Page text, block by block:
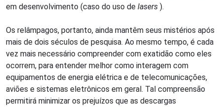
em desenvolvimento (caso do uso de lasers ).
Os relâmpagos, portanto, ainda mantêm seus mistérios após
mais de dois séculos de pesquisa. Ao mesmo tempo, é cada
vez mais necessário compreender com exatidão como eles
ocorrem, para entender melhor como interagem com
equipamentos de energia elétrica e de telecomunicações,
aviões e sistemas eletrônicos em geral. Tal compreensão
permitirá minimizar os prejuízos que as descargas